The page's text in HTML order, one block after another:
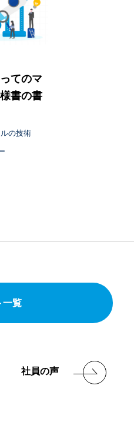
てのマ
書の書
の技術
一覧
社員の声